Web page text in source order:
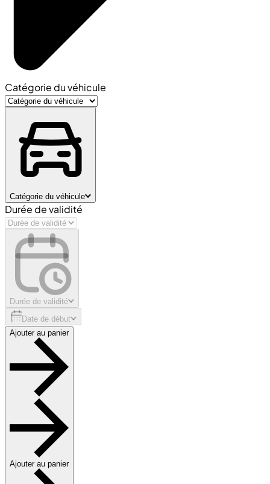
Catégorie du véhicule
Catégorie du véhicule
Durée de validité
Durée de validité
Date de début
Ajouter au panier
Ajouter au panier